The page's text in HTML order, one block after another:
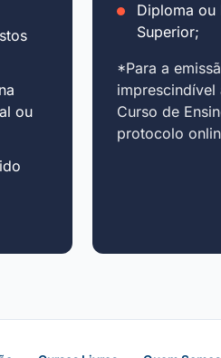
ou
Diploma ou
Superior;
*Para a
Curso de
protocolo